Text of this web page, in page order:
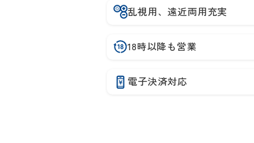
乱視用、遠近両用充実
18時以降も営業
電子決済対応